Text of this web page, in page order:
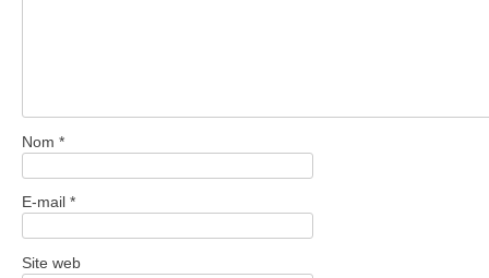
Nom *
E-mail *
Site web